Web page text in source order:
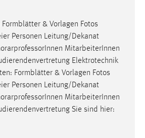
& Vorlagen Fotos
Personen Leitung/Dekanat
MitarbeiterInnen
Elektrotechnik
Formblätter & Vorlagen Fotos
Personen Leitung/Dekanat
MitarbeiterInnen
Sie sind hier: